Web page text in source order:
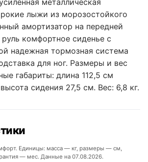
металлическая
лыжи из морозостойкого
амортизатор на передней
комфортное сиденье с
надежная тормозная система
для ног. Размеры и вес
габариты: длина 112,5 см
сидения 27,5 см. Вес: 6,8 кг.
Единицы: масса — кг, размеры — см,
— мес. Данные на 07.08.2026.